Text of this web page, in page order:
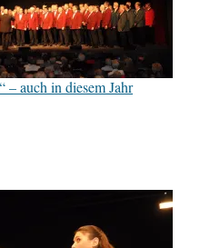
– auch in diesem Jahr